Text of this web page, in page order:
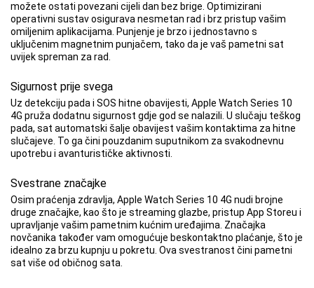
možete ostati povezani cijeli dan bez brige. Optimizirani
operativni sustav osigurava nesmetan rad i brz pristup vašim
omiljenim aplikacijama. Punjenje je brzo i jednostavno s
uključenim magnetnim punjačem, tako da je vaš pametni sat
uvijek spreman za rad.
Sigurnost prije svega
Uz detekciju pada i SOS hitne obavijesti, Apple Watch Series 10
4G pruža dodatnu sigurnost gdje god se nalazili. U slučaju teškog
pada, sat automatski šalje obavijest vašim kontaktima za hitne
slučajeve. To ga čini pouzdanim suputnikom za svakodnevnu
upotrebu i avanturističke aktivnosti.
Svestrane značajke
Osim praćenja zdravlja, Apple Watch Series 10 4G nudi brojne
druge značajke, kao što je streaming glazbe, pristup App Storeu i
upravljanje vašim pametnim kućnim uređajima. Značajka
novčanika također vam omogućuje beskontaktno plaćanje, što je
idealno za brzu kupnju u pokretu. Ova svestranost čini pametni
sat više od običnog sata.